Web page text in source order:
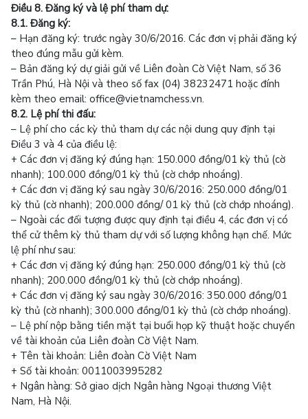
Điều 8. Đăng ký và lệ phí tham dự:
8.1. Đăng ký:
– Hạn đăng ký: trước ngày 30/6/2016. Các đơn vị phải đăng ký
theo đúng mẫu gửi kèm.
– Bản đăng ký dự giải gửi về Liên đoàn Cờ Việt Nam, số 36
Trần Phú, Hà Nội và theo số fax (04) 38232471 hoặc đính
kèm theo email: office@vietnamchess.vn.
8.2. Lệ phí thi đấu:
– Lệ phí cho các kỳ thủ tham dự các nội dung quy định tại
Điều 3 và 4 của điều lệ:
+ Các đơn vị đăng ký đúng hạn: 150.000 đồng/01 kỳ thủ (cờ
nhanh); 100.000 đồng/01 kỳ thủ (cờ chớp nhoáng).
+ Các đơn vị đăng ký sau ngày 30/6/2016: 250.000 đồng/01
kỳ thủ (cờ nhanh); 200.000 đồng/ 01 kỳ thủ (cờ chớp nhoáng).
– Ngoài các đối tượng được quy định tại điều 4, các đơn vị có
thể cử thêm kỳ thủ tham dự với số lượng không hạn chế. Mức
lệ phí như sau:
+ Các đơn vị đăng ký đúng hạn: 250.000 đồng/01 kỳ thủ (cờ
nhanh); 200.000 đồng/01 kỳ thủ (cờ chớp nhoáng).
+ Các đơn vị đăng ký sau ngày 30/6/2016: 350.000 đồng/01
kỳ thủ (cờ nhanh); 300.000 đồng/01 kỳ thủ (cờ chớp nhoáng).
– Lệ phí nộp bằng tiền mặt tại buổi họp kỹ thuật hoặc chuyển
về tài khoản của Liên đoàn Cờ Việt Nam.
+ Tên tài khoản: Liên đoàn Cờ Việt Nam
+ Số tài khoản: 0011003995282
+ Ngân hàng: Sở giao dịch Ngân hàng Ngoại thương Việt
Nam, Hà Nội.